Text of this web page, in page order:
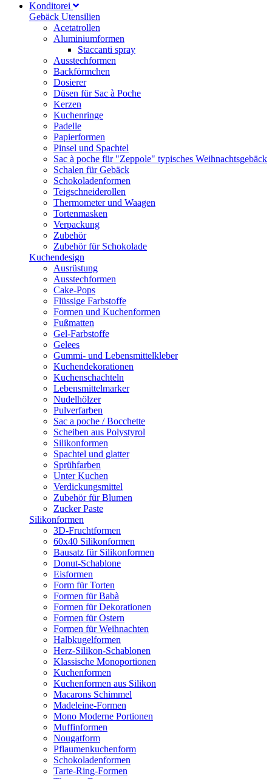
Konditorei
Gebäck Utensilien
Acetatrollen
Aluminiumformen
Staccanti spray
Ausstechformen
Backförmchen
Dosierer
Düsen für Sac à Poche
Kerzen
Kuchenringe
Padelle
Papierformen
Pinsel und Spachtel
Sac à poche für "Zeppole" typisches Weihnachtsgebäck
Schalen für Gebäck
Schokoladenformen
Teigschneiderollen
Thermometer und Waagen
Tortenmasken
Verpackung
Zubehör
Zubehör für Schokolade
Kuchendesign
Ausrüstung
Ausstechformen
Cake-Pops
Flüssige Farbstoffe
Formen und Kuchenformen
Fußmatten
Gel-Farbstoffe
Gelees
Gummi- und Lebensmittelkleber
Kuchendekorationen
Kuchenschachteln
Lebensmittelmarker
Nudelhölzer
Pulverfarben
Sac a poche / Bocchette
Scheiben aus Polystyrol
Silikonformen
Spachtel und glatter
Sprühfarben
Unter Kuchen
Verdickungsmittel
Zubehör für Blumen
Zucker Paste
Silikonformen
3D-Fruchtformen
60x40 Silikonformen
Bausatz für Silikonformen
Donut-Schablone
Eisformen
Form für Torten
Formen für Babà
Formen für Dekorationen
Formen für Ostern
Formen für Weihnachten
Halbkugelformen
Herz-Silikon-Schablonen
Klassische Monoportionen
Kuchenformen
Kuchenformen aus Silikon
Macarons Schimmel
Madeleine-Formen
Mono Moderne Portionen
Muffinformen
Nougatform
Pflaumenkuchenform
Schokoladenformen
Tarte-Ring-Formen